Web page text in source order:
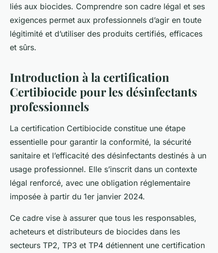
liés aux biocides. Comprendre son cadre légal et ses
exigences permet aux professionnels d’agir en toute
légitimité et d’utiliser des produits certifiés, efficaces
et sûrs.
Introduction à la certification
Certibiocide pour les désinfectants
professionnels
La certification Certibiocide constitue une étape
essentielle pour garantir la conformité, la sécurité
sanitaire et l’efficacité des désinfectants destinés à un
usage professionnel. Elle s’inscrit dans un contexte
légal renforcé, avec une obligation réglementaire
imposée à partir du 1er janvier 2024.
Ce cadre vise à assurer que tous les responsables,
acheteurs et distributeurs de biocides dans les
secteurs TP2, TP3 et TP4 détiennent une certification